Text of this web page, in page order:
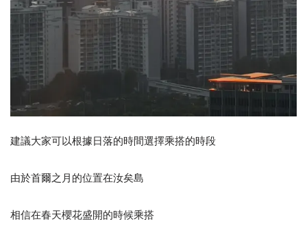
建議大家可以根據日落的時間選擇乘搭的時段
由於首爾之月的位置在汝矣島
相信在春天櫻花盛開的時候乘搭